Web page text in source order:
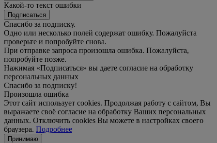
Какой-то текст ошибки
Подписаться
Спасибо за подписку.
Одно или несколько полей содержат ошибку. Пожалуйста
проверьте и попробуйте снова.
При отправке запроса произошла ошибка. Пожалуйста,
попробуйте позже.
Нажимая «Подписаться» вы даете согласие на обработку
персональных данных
Спасибо за подписку!
Произошла ошибка
Этот сайт использует cookies. Продолжая работу с сайтом, Вы
выражаете своё согласие на обработку Ваших персональных
данных. Отключить cookies Вы можете в настройках своего
браузера. Подробнее
Принимаю